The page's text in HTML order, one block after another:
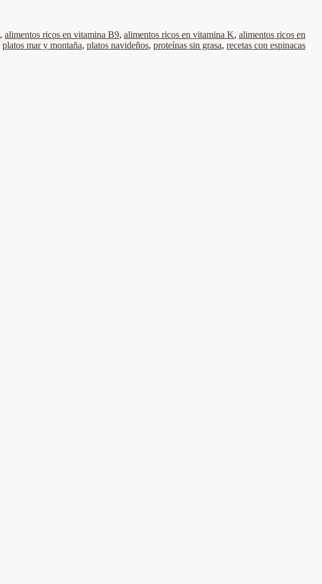
, alimentos ricos en vitamina B9, alimentos ricos en vitamina K, alimentos ricos en
platos mar y montaña, platos navideños, proteínas sin grasa, recetas con espinacas